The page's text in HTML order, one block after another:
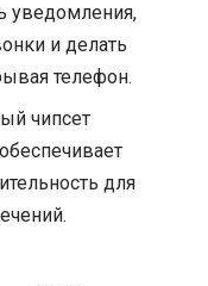
уведомления,
и делать
телефон.
чипсет
для